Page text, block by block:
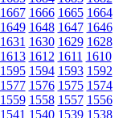
1667 1666 1665 1664
1649 1648 1647 1646
1631 1630 1629 1628
1613 1612 1611 1610
1595 1594 1593 1592
1577 1576 1575 1574
1559 1558 1557 1556
1541 1540 1539 1538